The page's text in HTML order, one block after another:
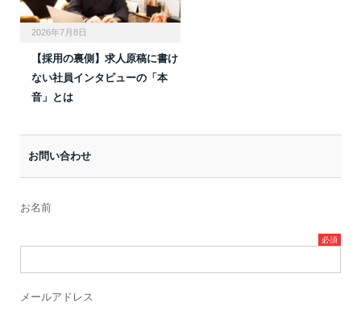
2026年7月8日
【採用の裏側】求人原稿に書け
ない社員インタビューの「本
音」とは
お問い合わせ
お名前
メールアドレス